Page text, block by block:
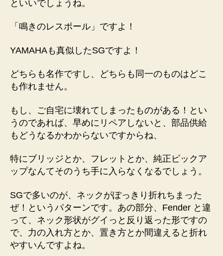
といいでしょうね。
「鳴きのレスポール」ですよ！
YAMAHAも真似したSGですよ！
どちらも名作ですし、どちらも同一のものはどこ
も作れません。
もし、ご自宅に壊れてしまったものがある！とい
うのであれば、早めにリペアしないと、部品供給
もどうなるかわからないですからね、
特にブリッジとか、フレットとか、純正ピックア
ップなんてそのうち手に入らなくなるでしょう。
SGで多いのが、ネックがぽっきり折れちまった
ぜ！というパターンです。あの部分、Fender と違
って、ネック形状がグイっと反り返った形ですの
で、力の入れ方とか、置き方とか間違えると折れ
やすいんですよね。